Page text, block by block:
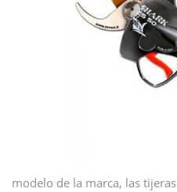
modelo de la marca, las tijeras